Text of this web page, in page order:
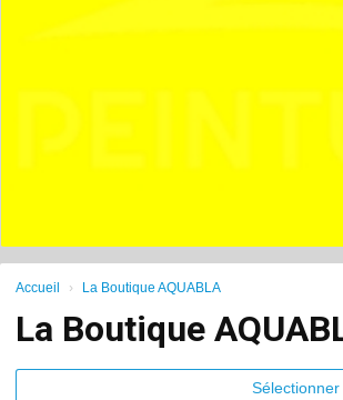
Accueil La Boutique AQUABLA
La Boutique